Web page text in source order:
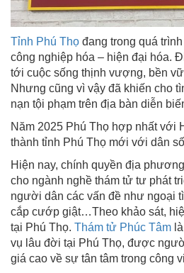
Tỉnh Phú Thọ đang trong quá
công nghiệp hóa – hiện đại hóa.
tới cuộc sống thịnh vượng, bền
Nhưng cũng vì vậy đã khiến cho
nạn tội phạm trên địa bàn diễn
Năm 2025 Phú Thọ hợp nhất với
thành tỉnh Phú Thọ mới với dân
Hiện nay, chính quyền địa
cho ngành nghề thám tử tư phát
người dân các vấn đề như ngoại
cắp cướp giật…Theo khảo sát,
tại Phú Thọ. Thám tử Phúc Tâm
vụ lâu đời tại Phú Thọ, được
giá cao về sự tân tâm trong công